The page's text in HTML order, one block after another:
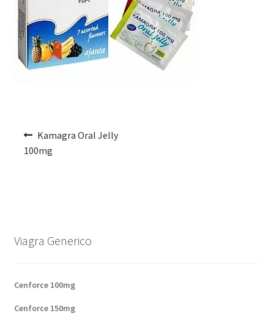
Base de données de produits
D’accord
Blogue
Contacts
Méthodes d’expédition
Kamagra Oral Jelly
100mg
Viagra Generico
Cenforce 100mg
Cenforce 150mg